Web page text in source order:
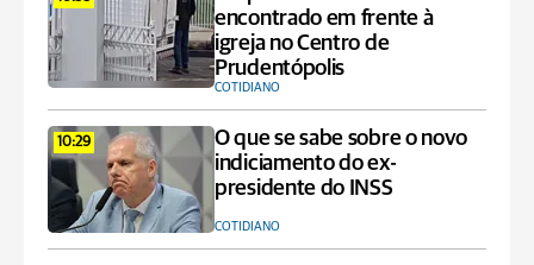
encontrado em frente à
igreja no Centro de
Prudentópolis
COTIDIANO
10:29
O que se sabe sobre o novo
indiciamento do ex-
presidente do INSS
COTIDIANO